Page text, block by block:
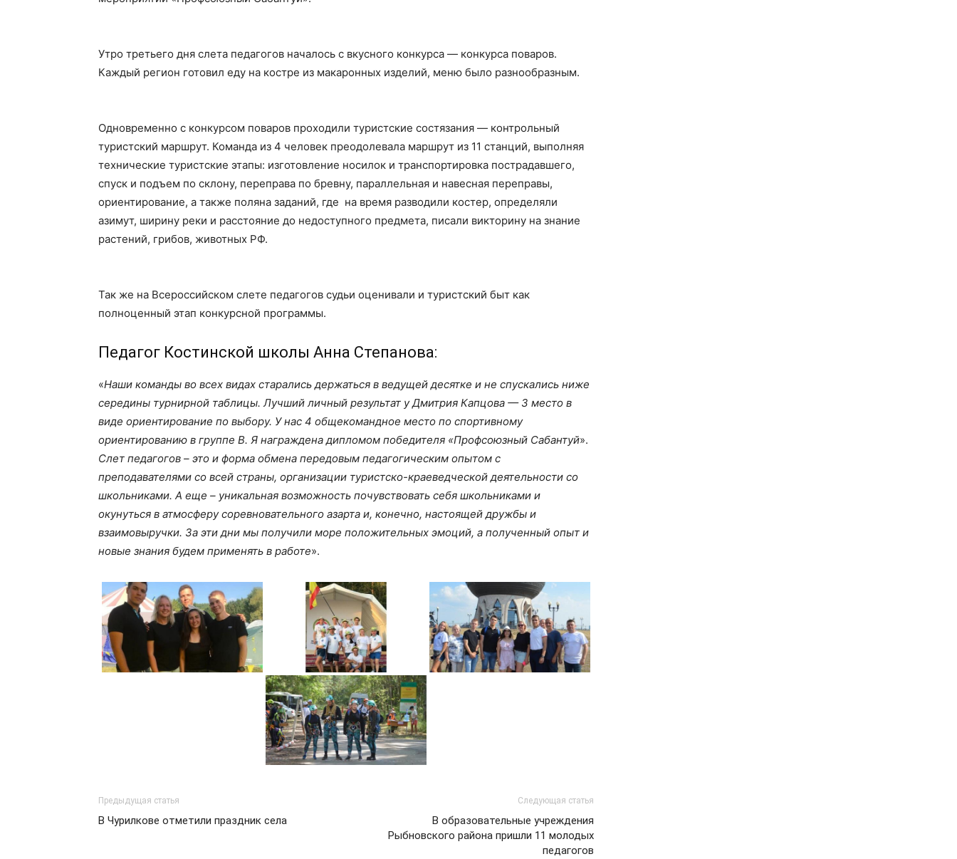
Утро третьего дня слета педагогов началось с вкусного конкурса — конкурса поваров.
Каждый регион готовил еду на костре из макаронных изделий, меню было разнообразным.
Одновременно с конкурсом поваров проходили туристские состязания — контрольный
туристский маршрут. Команда из 4 человек преодолевала маршрут из 11 станций, выполняя
технические туристские этапы: изготовление носилок и транспортировка пострадавшего,
спуск и подъем по склону, переправа по бревну, параллельная и навесная переправы,
ориентирование, а также поляна заданий, где на время разводили костер, определяли
азимут, ширину реки и расстояние до недоступного предмета, писали викторину на знание
растений, грибов, животных РФ.
Так же на Всероссийском слете педагогов судьи оценивали и туристский быт как
полноценный этап конкурсной программы.
Педагог Костинской школы Анна Степанова:
«Наши команды во всех видах старались держаться в ведущей десятке и не спускались ниже
середины турнирной таблицы. Лучший личный результат у Дмитрия Капцова — 3 место в
виде ориентирование по выбору. У нас 4 общекомандное место по спортивному
ориентированию в группе В. Я награждена дипломом победителя «Профсоюзный Сабантуй».
Слет педагогов – это и форма обмена передовым педагогическим опытом с
преподавателями со всей страны, организации туристско-краеведческой деятельности со
школьниками. А еще – уникальная возможность почувствовать себя школьниками и
окунуться в атмосферу соревновательного азарта и, конечно, настоящей дружбы и
взаимовыручки. За эти дни мы получили море положительных эмоций, а полученный опыт и
новые знания будем применять в работе».
Предыдущая статья
В Чурилкове отметили праздник села
Следующая статья
В образовательные учреждения
Рыбновского района пришли 11 молодых
педагогов